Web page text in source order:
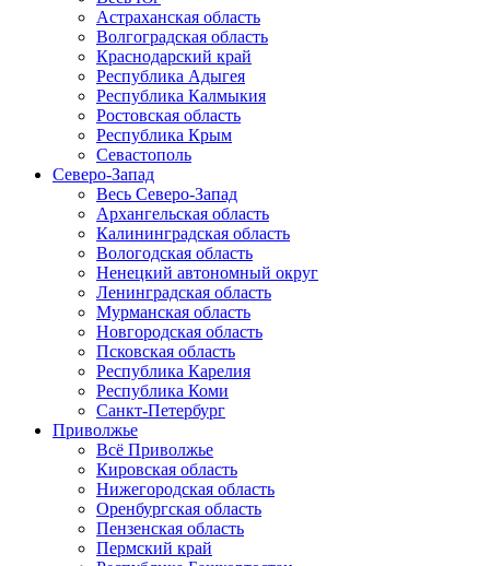
Астраханская область
Волгоградская область
Краснодарский край
Республика Адыгея
Республика Калмыкия
Ростовская область
Республика Крым
Севастополь
Северо-Запад
Весь Северо-Запад
Архангельская область
Калининградская область
Вологодская область
Ненецкий автономный округ
Ленинградская область
Мурманская область
Новгородская область
Псковская область
Республика Карелия
Республика Коми
Санкт-Петербург
Приволжье
Всё Приволжье
Кировская область
Нижегородская область
Оренбургская область
Пензенская область
Пермский край